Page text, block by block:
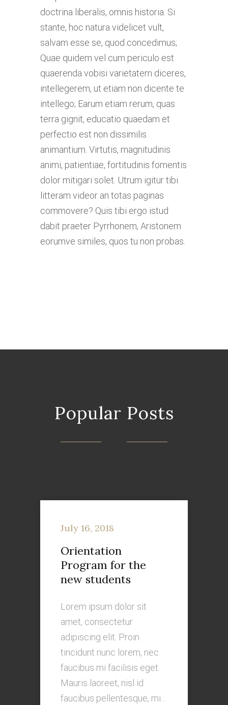
doctrina liberalis, omnis historia. Si
stante, hoc natura videlicet vult,
salvam esse se, quod concedimus;
Quae quidem vel cum periculo est
quaerenda vobisi varietatem diceres,
intellegerem, ut etiam non dicente te
intellego; Earum etiam rerum, quas
terra gignit, educatio quaedam et
perfectio est non dissimilis
animantium. Virtutis, magnitudinis
animi, patientiae, fortitudinis fomentis
dolor mitigari solet. Utrum igitur tibi
litteram videor an totas paginas
commovere? Quis tibi ergo istud
dabit praeter Pyrrhonem, Aristonem
eorumve similes, quos tu non probas.
Popular Posts
July 16, 2018
Orientation
Program for the
new students
Lorem ipsum dolor sit
amet, consectetur
adipiscing elit. Proin
tincidunt nunc lorem, nec
faucibus mi facilisis eget.
Mauris laoreet, nisl id
faucibus pellentesque, mi...